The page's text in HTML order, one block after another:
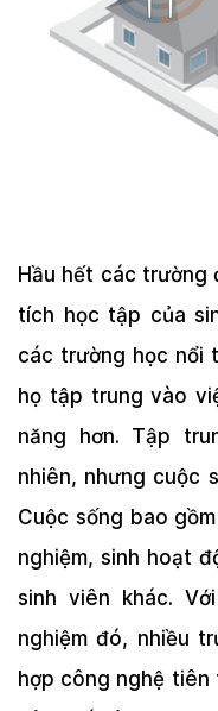
Hầu hết các trường
tích học tập của
các trường học nổi
họ tập trung vào
năng hơn. Tập
nhiên, nhưng cuộc
Cuộc sống bao
nghiệm, sinh hoạt
sinh viên khác.
nghiệm đó, nhiều
hợp công nghệ tiên